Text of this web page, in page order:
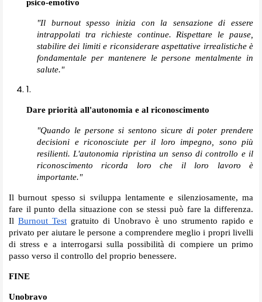
psico-emotivo
"Il burnout spesso inizia con la sensazione di essere
intrappolati tra richieste continue. Rispettare le pause,
stabilire dei limiti e riconsiderare aspettative irrealistiche è
fondamentale per mantenere le persone mentalmente in
salute."
Dare priorità all'autonomia e al riconoscimento
"Quando le persone si sentono sicure di poter prendere
decisioni e riconosciute per il loro impegno, sono più
resilienti. L'autonomia ripristina un senso di controllo e il
riconoscimento ricorda loro che il loro lavoro è
importante."
Il burnout spesso si sviluppa lentamente e silenziosamente, ma
fare il punto della situazione con se stessi può fare la differenza.
Il Burnout Test gratuito di Unobravo è uno strumento rapido e
privato per aiutare le persone a comprendere meglio i propri livelli
di stress e a interrogarsi sulla possibilità di compiere un primo
passo verso il controllo del proprio benessere.
FINE
Unobravo